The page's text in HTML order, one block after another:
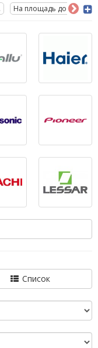
На площадь до 35 кв.м.
Список